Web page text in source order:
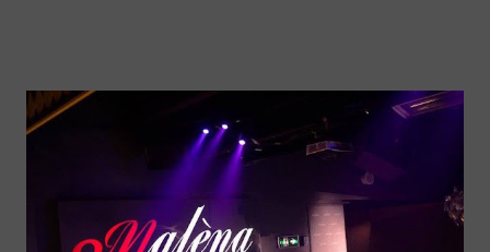
L'evento inizia dalle 18 e 30, dopo l'ufficio, a metà della
settimana. E' un appuntamento pensato per socializzare di
persona, non solo attraverso i social network in un
ambiente piacevole. Davanti a buoni drink e a un ricco
buffet, si chiacchiera con i colleghi senza più lo stress del